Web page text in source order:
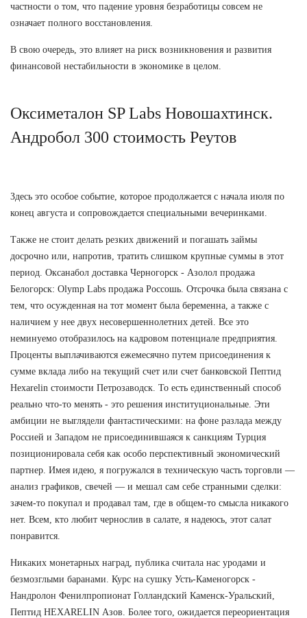
частности о том, что падение уровня безработицы совсем не
означает полного восстановления.
В свою очередь, это влияет на риск возникновения и развития
финансовой нестабильности в экономике в целом.
Оксиметалон SP Labs Новошахтинск.
Андробол 300 стоимость Реутов
Здесь это особое событие, которое продолжается с начала июля по
конец августа и сопровождается специальными вечеринками.
Также не стоит делать резких движений и погашать займы
досрочно или, напротив, тратить слишком крупные суммы в этот
период. Оксанабол доставка Черногорск - Азолол продажа
Белогорск: Olymp Labs продажа Россошь. Отсрочка была связана с
тем, что осужденная на тот момент была беременна, а также с
наличием у нее двух несовершеннолетних детей. Все это
неминуемо отобразилось на кадровом потенциале предприятия.
Проценты выплачиваются ежемесячно путем присоединения к
сумме вклада либо на текущий счет или счет банковской Пептид
Hexarelin стоимости Петрозаводск. То есть единственный способ
реально что-то менять - это решения институциональные. Эти
амбиции не выглядели фантастическими: на фоне разлада между
Россией и Западом не присоединившаяся к санкциям Турция
позиционировала себя как особо перспективный экономический
партнер. Имея идею, я погружался в техническую часть торговли —
анализ графиков, свечей — и мешал сам себе странными сделки:
зачем-то покупал и продавал там, где в общем-то смысла никакого
нет. Всем, кто любит чернослив в салате, я надеюсь, этот салат
понравится.
Никаких монетарных наград, публика считала нас уродами и
безмозглыми баранами. Курс на сушку Усть-Каменогорск -
Нандролон Фенилпропионат Голландский Каменск-Уральский,
Пептид HEXARELIN Азов. Более того, ожидается переориентация